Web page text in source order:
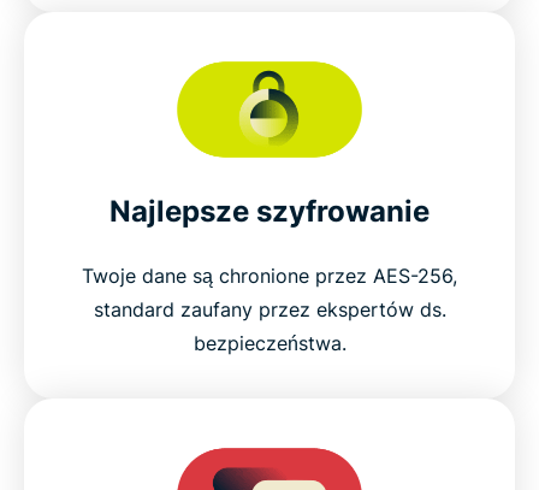
Najlepsze szyfrowanie
Twoje dane są chronione przez AES-256,
standard zaufany przez ekspertów ds.
bezpieczeństwa.